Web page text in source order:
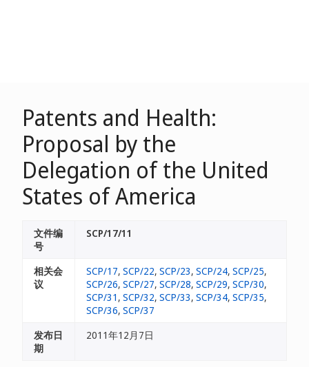
Patents and Health:
Proposal by the
Delegation of the United
States of America
文件编
号
SCP/17/11
相关会
议
SCP/17, SCP/22, SCP/23, SCP/24, SCP/25,
SCP/26, SCP/27, SCP/28, SCP/29, SCP/30,
SCP/31 , SCP/32, SCP/33, SCP/34, SCP/35,
SCP/36, SCP/37
发布日
期
2011年12月7日